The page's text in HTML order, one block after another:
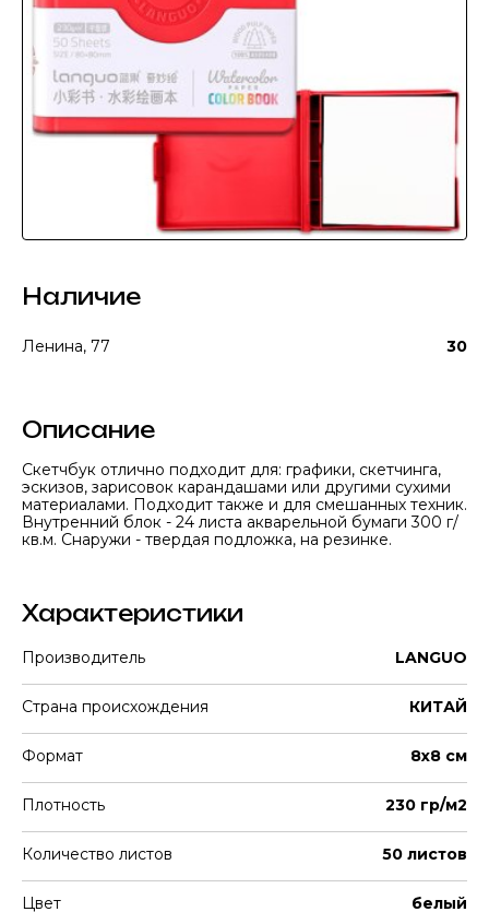
Наличие
Ленина, 77 30
Описание
Скетчбук отлично подходит для: графики, скетчинга,
эскизов, зарисовок карандашами или другими сухими
материалами. Подходит также и для смешанных техник.
Внутренний блок - 24 листа акварельной бумаги 300 г/
кв.м. Снаружи - твердая подложка, на резинке.
Характеристики
Производитель LANGUO
Страна происхождения КИТАЙ
Формат 8x8 см
Плотность 230 гр/м2
Количество листов 50 листов
Цвет белый